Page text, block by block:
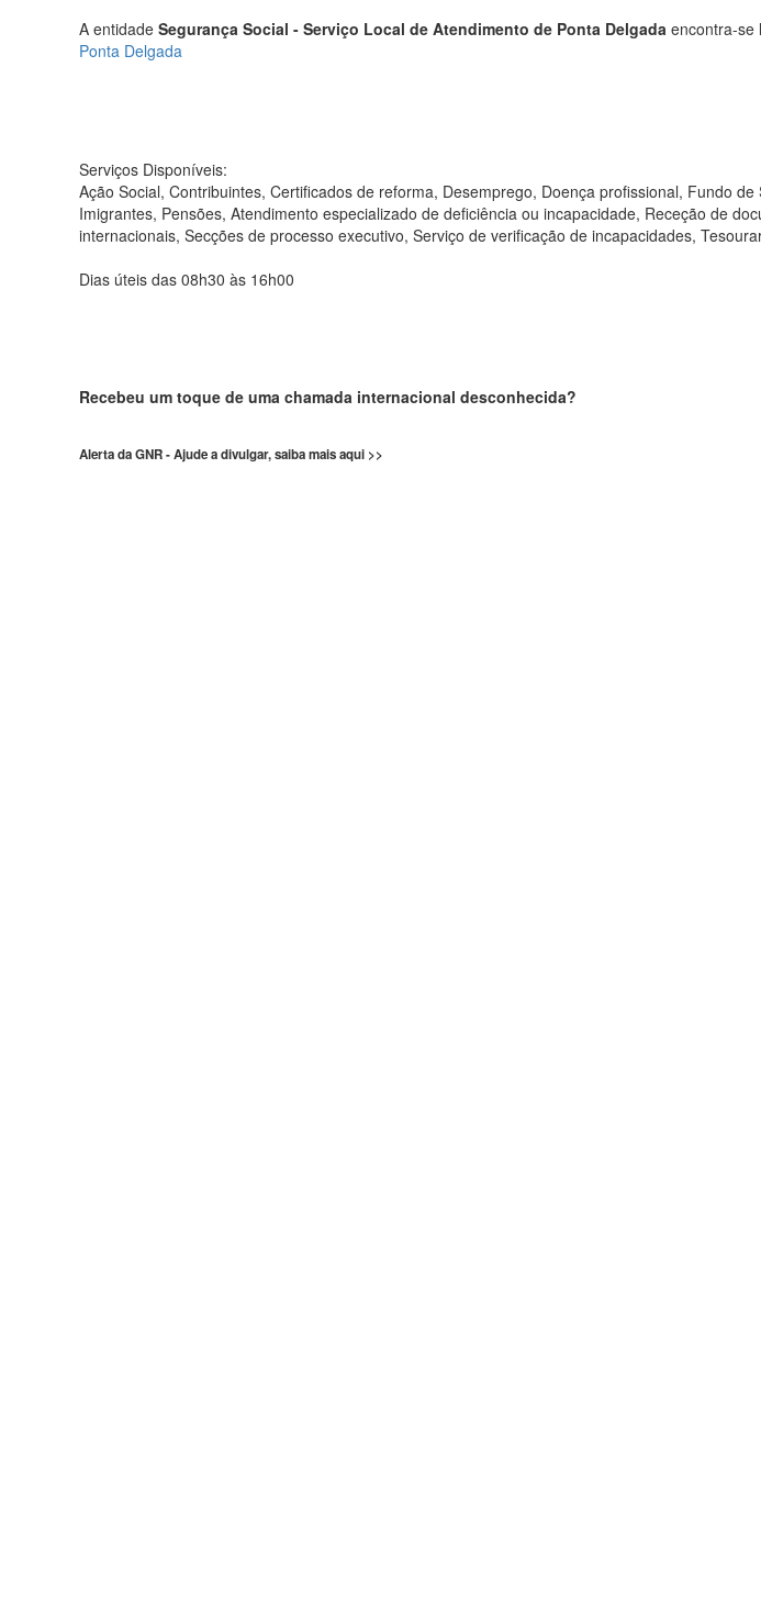
A entidade Segurança Social - Serviço Local de Atendimento de Ponta Delgada encontra-se
Ponta Delgada
Serviços Disponíveis:
Ação Social, Contribuintes, Certificados de reforma, Desemprego, Doença profissional, Fundo de
Imigrantes, Pensões, Atendimento especializado de deficiência ou incapacidade, Receção de
internacionais, Secções de processo executivo, Serviço de verificação de incapacidades,
Dias úteis das 08h30 às 16h00
Recebeu um toque de uma chamada internacional desconhecida?
Alerta da GNR - Ajude a divulgar, saiba mais aqui >>